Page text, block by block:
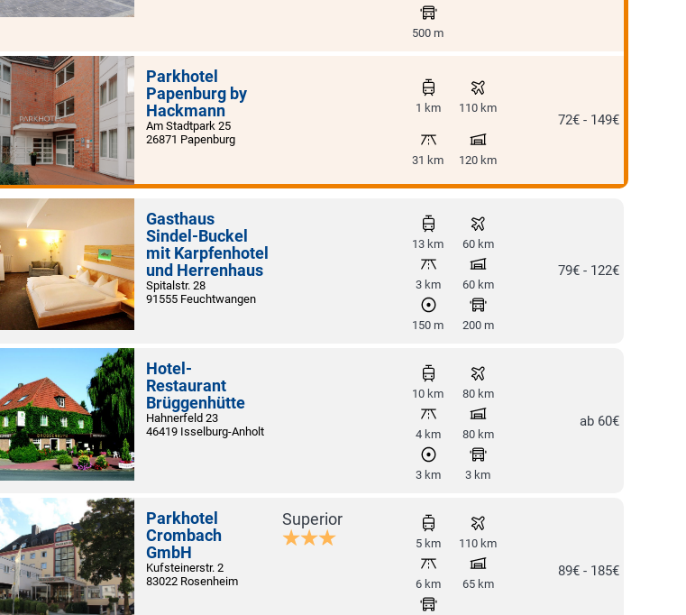
500 m
Parkhotel
Papenburg by
Hackmann
Am Stadtpark 25
26871 Papenburg
1 km 110 km
31 km 120 km
72€ - 149€
Gasthaus
Sindel-Buckel
mit Karpfenhotel
und Herrenhaus
Spitalstr. 28
91555 Feuchtwangen
13 km 60 km
3 km 60 km
150 m 200 m
79€ - 122€
Hotel-
Restaurant
Brüggenhütte
Hahnerfeld 23
46419 Isselburg-Anholt
10 km 80 km
4 km 80 km
3 km 3 km
ab 60€
Parkhotel
Crombach
GmbH
Kufsteinerstr. 2
83022 Rosenheim
Superior
5 km 110 km
6 km 65 km
89€ - 185€